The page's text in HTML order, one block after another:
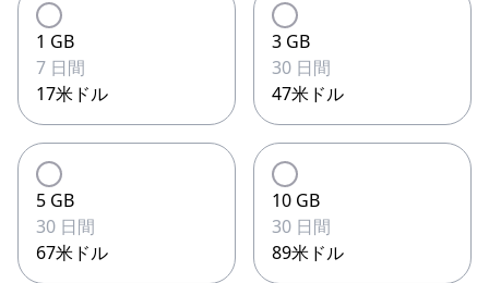
1 GB
7 日間
17米ドル
3 GB
30 日間
47米ドル
5 GB
30 日間
67米ドル
10 GB
30 日間
89米ドル